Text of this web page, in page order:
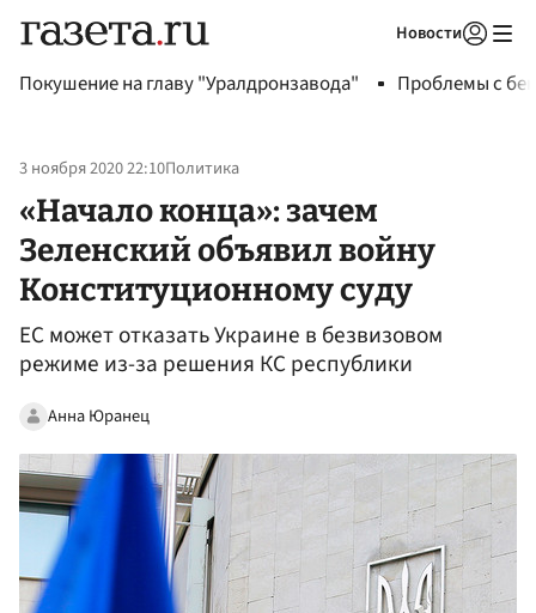
Новости
Покушение на главу "Уралдронзавода" Проблемы с
3 ноября 2020 22:10Политика
«Начало конца»: зачем
Зеленский объявил войну
Конституционному суду
ЕС может отказать Украине в безвизовом
режиме из-за решения КС республики
Анна Юранец